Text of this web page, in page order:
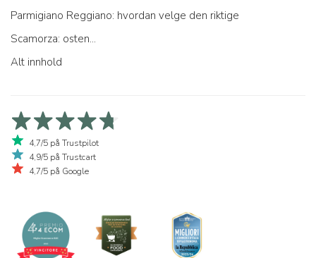
Parmigiano Reggiano: hvordan velge den riktige
Scamorza: osten...
Alt innhold
4,7/5 på Trustpilot
4,9/5 på Trustcart
4,7/5 på Google